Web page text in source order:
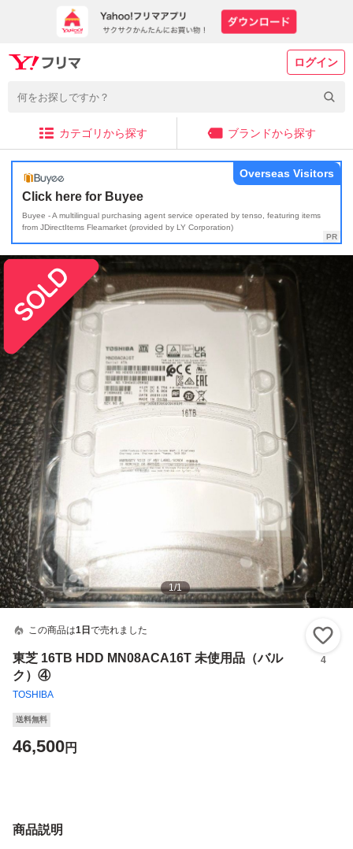
ログイン
カテゴリから探す ブランドから探す
Click here for Buyee
Buyee - A multilingual purchasing agent service operated by tenso, featuring items
from JDirectItems Fleamarket (provided by LY Corporation)
Overseas Visitors
1/1
この商品は1日 で売れました
東芝 16TB HDD MN08ACA16T 未使用品（バル
ク）④
TOSHIBA
4
送料無料
46,500円
商品説明